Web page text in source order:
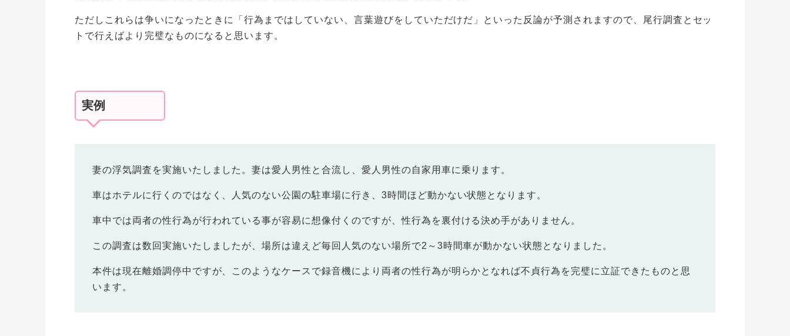
ただしこれらは争いになったときに「行為まではしていない、言葉遊びをしていただけだ」といった反論が予測されますので、尾行調査とセッ
トで行えばより完璧なものになると思います。
実例
妻の浮気調査を実施いたしました。妻は愛人男性と合流し、愛人男性の自家用車に乗ります。
車はホテルに行くのではなく、人気のない公園の駐車場に行き、3時間ほど動かない状態となります。
車中では両者の性行為が行われている事が容易に想像付くのですが、性行為を裏付ける決め手がありません。
この調査は数回実施いたしましたが、場所は違えど毎回人気のない場所で2～3時間車が動かない状態となりました。
本件は現在離婚調停中ですが、このようなケースで録音機により両者の性行為が明らかとなれば不貞行為を完璧に立証できたものと思
います。